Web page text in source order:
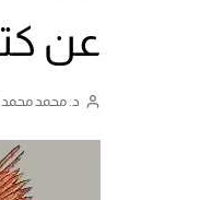
عن
د. محمد محمد